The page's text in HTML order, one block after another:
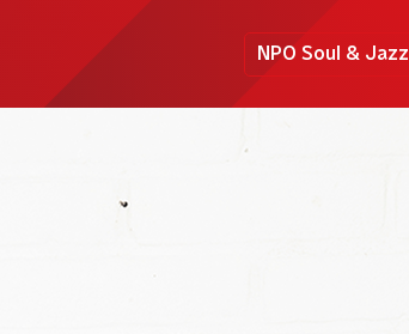
NPO Soul & Jazz